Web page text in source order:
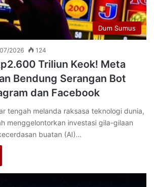
Dum Sumus
2026 124
Triliun Keok! Meta
Bendung Serangan Bot
dan Facebook
tengah melanda raksasa teknologi dunia,
menggelontorkan investasi gila-gilaan
buatan (AI)…